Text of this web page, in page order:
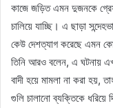
কাজে জড়িত এমন দুজনকে
চালিয়ে যাচ্ছি। এ ছাড়া
কেউ দেশত্যাগ করেছে এমন
তিনি আরও বলেন, এ ঘটনায়
বাদী হয়ে মামলা না করা হয়,
গুলি চালানো ব্যক্তিকে ধরিয়ে